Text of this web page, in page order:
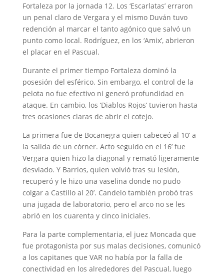
Fortaleza por la jornada 12. Los ‘Escarlatas’ erraron
un penal claro de Vergara y el mismo Duván tuvo
redención al marcar el tanto agónico que salvó un
punto como local. Rodríguez, en los ‘Amix’, abrieron
el placar en el Pascual.
Durante el primer tiempo Fortaleza dominó la
posesión del esférico. Sin embargo, el control de la
pelota no fue efectivo ni generó profundidad en
ataque. En cambio, los ‘Diablos Rojos’ tuvieron hasta
tres ocasiones claras de abrir el cotejo.
La primera fue de Bocanegra quien cabeceó al 10’ a
la salida de un córner. Acto seguido en el 16’ fue
Vergara quien hizo la diagonal y remató ligeramente
desviado. Y Barrios, quien volvió tras su lesión,
recuperó y le hizo una vaselina donde no pudo
colgar a Castillo al 20’. Candelo también probó tras
una jugada de laboratorio, pero el arco no se les
abrió en los cuarenta y cinco iniciales.
Para la parte complementaria, el juez Moncada que
fue protagonista por sus malas decisiones, comunicó
a los capitanes que VAR no había por la falla de
conectividad en los alrededores del Pascual, luego